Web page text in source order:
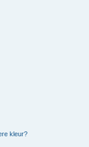
kleur?